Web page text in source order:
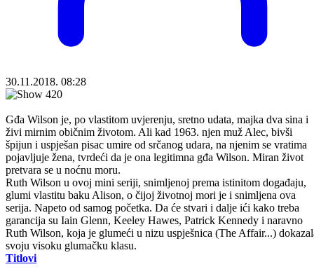
30.11.2018. 08:28
Gđa Wilson je, po vlastitom uvjerenju, sretno udata, majka dva sina i
živi mirnim običnim životom. Ali kad 1963. njen muž Alec, bivši
špijun i uspješan pisac umire od srčanog udara, na njenim se vratima
pojavljuje žena, tvrdeći da je ona legitimna gđa Wilson. Miran život
pretvara se u noćnu moru.
Ruth Wilson u ovoj mini seriji, snimljenoj prema istinitom događaju,
glumi vlastitu baku Alison, o čijoj životnoj mori je i snimljena ova
serija. Napeto od samog početka. Da će stvari i dalje ići kako treba
garancija su Iain Glenn, Keeley Hawes, Patrick Kennedy i naravno
Ruth Wilson, koja je glumeći u nizu uspješnica (The Affair...)
svoju visoku glumačku klasu.
Titlovi